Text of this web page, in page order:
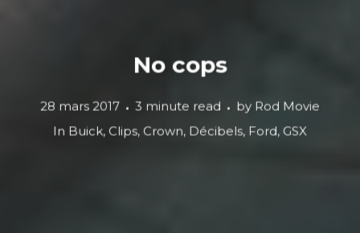
No cops
28 mars 2017 3 minute read by Rod Movie
In Buick, Clips, Crown, Décibels, Ford, GSX